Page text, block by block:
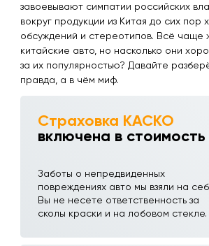
завоевывают симпатии российских
вокруг продукции из Китая до сих пор
обсуждений и стереотипов. Всё чаще
китайские авто, но насколько они
за их популярностью? Давайте
правда, а в чём миф.
Страховка КАСКО
включена в стоимость
Заботы о непредвиденных
повреждениях авто мы взяли на
Вы не несете ответственность за
сколы краски и на лобовом стекле.